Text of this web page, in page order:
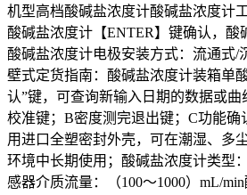
机型高档酸碱盐浓度计酸碱盐浓度计
酸碱盐浓度计【ENTER】键确认，酸
酸碱盐浓度计电极安装方式：流通式/
壁式定货指南：酸碱盐浓度计装箱单
认”键，可查询新输入日期的数据或
校准键；B密度测完退出键；C功能确
用进口全塑密封外壳，可在潮湿、多
环境中长期使用；酸碱盐浓度计类型
感器介质流量：（100～1000）mL/